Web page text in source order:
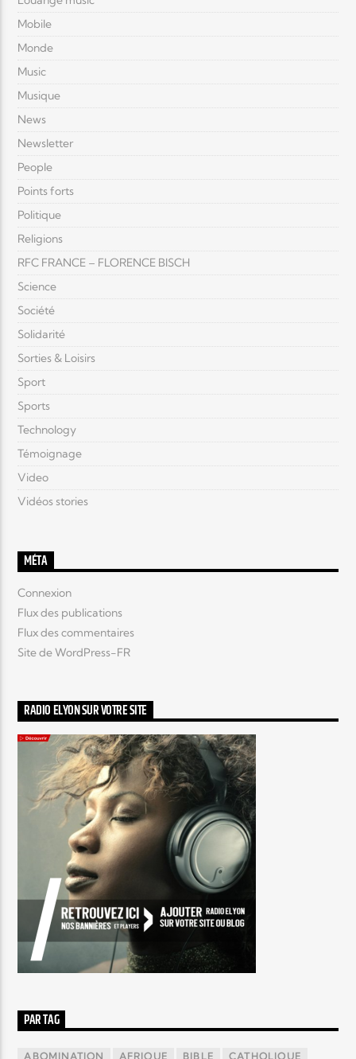
Mobile
Monde
Music
Musique
News
Newsletter
People
Points forts
Politique
Religions
RFC FRANCE – FLORENCE BISCH
Science
Société
Solidarité
Sorties & Loisirs
Sport
Sports
Technology
Témoignage
Video
Vidéos stories
MÉTA
Connexion
Flux des publications
Flux des commentaires
Site de WordPress-FR
RADIO ELYON SUR VOTRE SITE
PAR TAG
ABOMINATION AFRIQUE BIBLE CATHOLIQUE